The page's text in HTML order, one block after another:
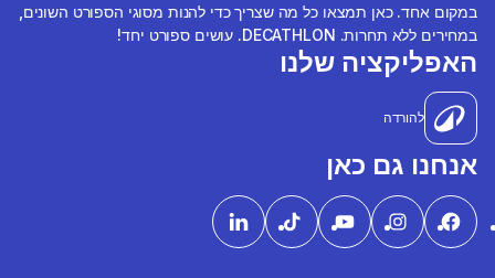
במקום אחד. כאן תמצאו כל מה שצריך כדי להנות מסוגי הספורט השונים,
במחירים ללא תחרות. DECATHLON. עושים ספורט יחד!
האפליקציה שלנו
להורדה
אנחנו גם כאן